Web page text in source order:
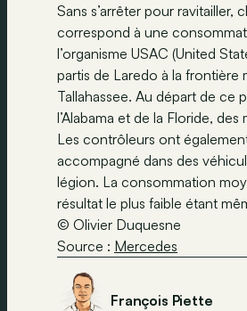
Sans s’arrêter pour
correspond à une
l’organisme USAC (United
partis de Laredo à la
Tallahassee. Au départ de ce
l’Alabama et de la Floride,
Les contrôleurs ont
accompagné dans des
légion. La consommation
résultat le plus faible étant
© Olivier Duquesne
Source : Mercedes
François Piette